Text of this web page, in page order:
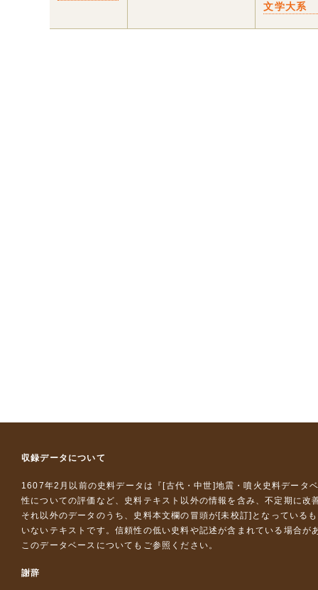
文学大系
収録データについて
1607年2月以前の史料データは『 [古代・中世]地震・噴火史料データ
性についての評価など、史料テキスト以外の情報を含み、不定期に改
それ以外のデータのうち、史料本文欄の冒頭が[未校訂]となっている
いないテキストです。信頼性の低い史料や記述が含まれている場合が
このデータベースについて もご参照ください。
謝辞